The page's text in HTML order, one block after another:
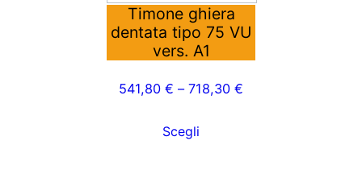
Timone ghiera
dentata tipo 75 VU
vers. A1
541,80 € – 718,30 €
Scegli
possono
essere
pagina